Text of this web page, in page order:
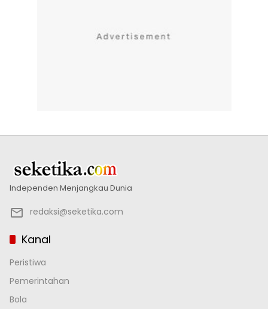
Independen Menjangkau Dunia
redaksi@seketika.com
Kanal
Peristiwa
Pemerintahan
Bola